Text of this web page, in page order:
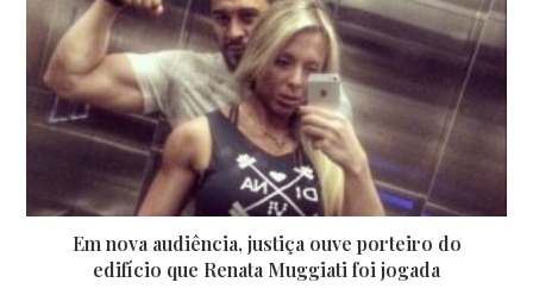
Em nova audiência, justiça ouve porteiro do
edifício que Renata Muggiati foi jogada